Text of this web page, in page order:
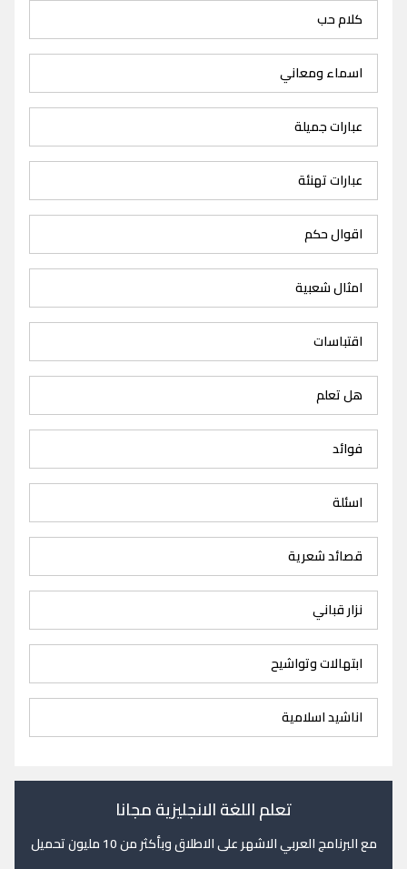
كلام حب
اسماء ومعاني
عبارات جميلة
عبارات تهنئة
اقوال حكم
امثال شعبية
اقتباسات
هل تعلم
فوائد
اسئلة
قصائد شعرية
نزار قباني
ابتهالات وتواشيح
اناشيد اسلامية
تعلم اللغة الانجليزية مجانا
مع البرنامج العربي الاشهر على الاطلاق وبأكثر من 10 مليون تحميل